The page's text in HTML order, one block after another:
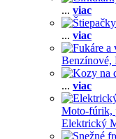
... viac
... viac
Benzínové,
... viac
Moto-fúrik,
Elektrický